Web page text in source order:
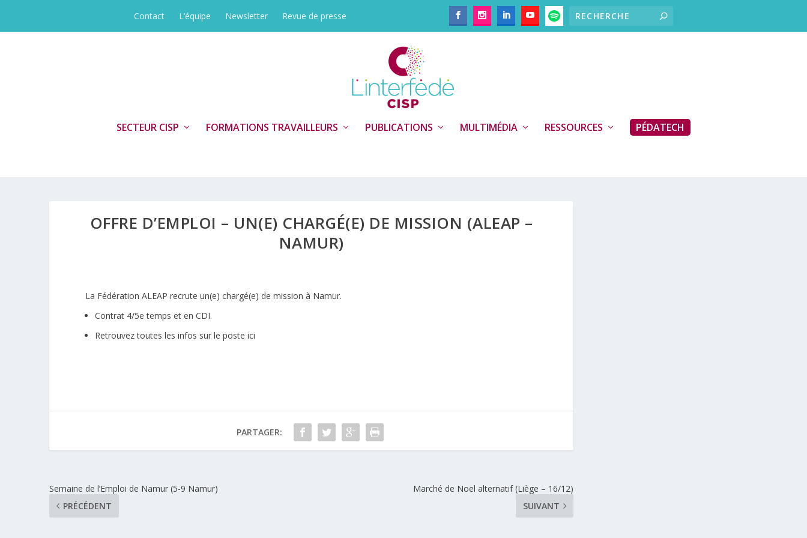
Contact L’équipe Newsletter Revue de presse
SECTEUR CISP FORMATIONS TRAVAILLEURS PUBLICATIONS MULTIMÉDIA RESSOURCES PÉDATECH
OFFRE D’EMPLOI – UN(E) CHARGÉ(E) DE MISSION (ALEAP –
NAMUR)
La Fédération ALEAP recrute un(e) chargé(e) de mission à Namur.
Contrat 4/5e temps et en CDI.
Retrouvez toutes les infos sur le posteici
PARTAGER:
Semaine de l’Emploi de Namur (5-9 Namur)
PRÉCÉDENT
Marché de Noel alternatif (Liège – 16/12)
SUIVANT